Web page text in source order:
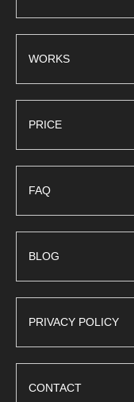
WORKS
PRICE
FAQ
BLOG
PRIVACY POLICY
CONTACT